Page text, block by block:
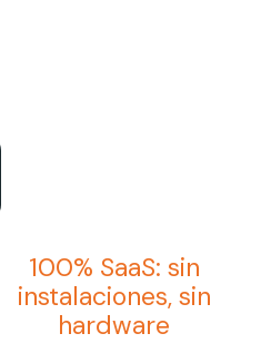
100% SaaS: sin
instalaciones, sin
hardware